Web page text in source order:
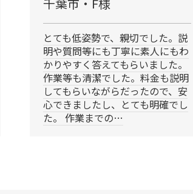
とても低姿勢で、親切でした。説
明や質問等にも丁寧に素人にもわ
かりやすく答えてもらいました。
作業等も清潔でした。料金も説明
してもらいながらだったので、安
心できましたし、とても明確でし
た。 作業までの…